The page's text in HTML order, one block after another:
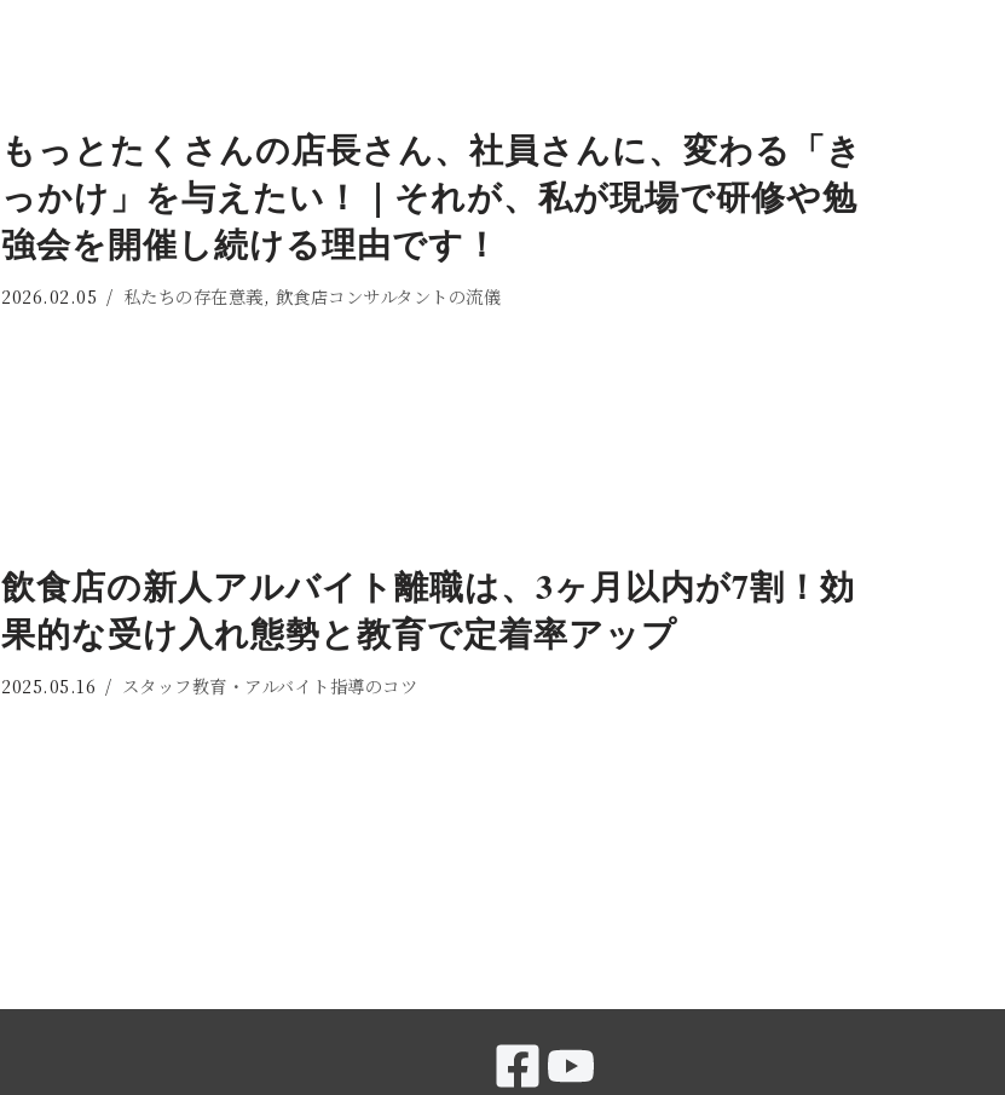
もっとたくさんの店長さん、社員さんに、変わる「き
っかけ」を与えたい！｜それが、私が現場で研修や勉
強会を開催し続ける理由です！
2026.02.05 私たちの存在意義, 飲食店コンサルタントの流儀
飲食店の新人アルバイト離職は、3ヶ月以内が7割！効
果的な受け入れ態勢と教育で定着率アップ
2025.05.16 スタッフ教育・アルバイト指導のコツ